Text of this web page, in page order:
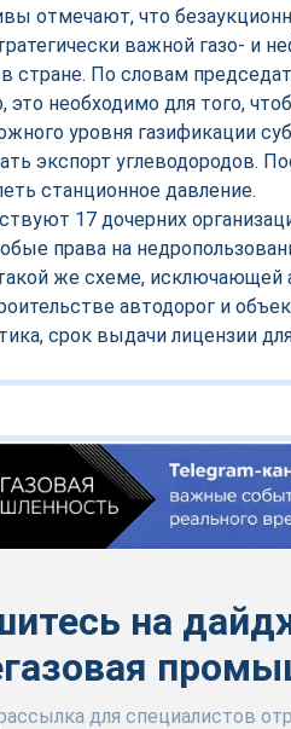
отмечают, что
важной газо- и
стране. По словам
это необходимо для того,
уровня газификации
экспорт углеводородов.
станционное давление.
17 дочерних
права на
же схеме, исключающей
автодорог и
срок выдачи лицензии
на
для специалистов